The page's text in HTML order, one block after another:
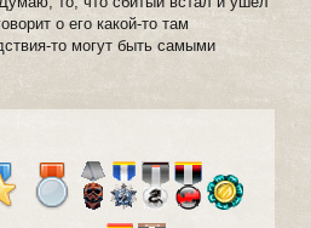
о его какой-то там
то могут быть самыми